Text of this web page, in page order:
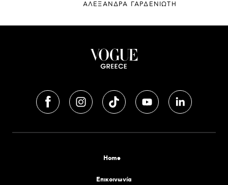
ΑΛΕΞΑΝΔΡΑ ΓΑΡΔΕΝΙΩΤΗ
Home
Επικοινωνία